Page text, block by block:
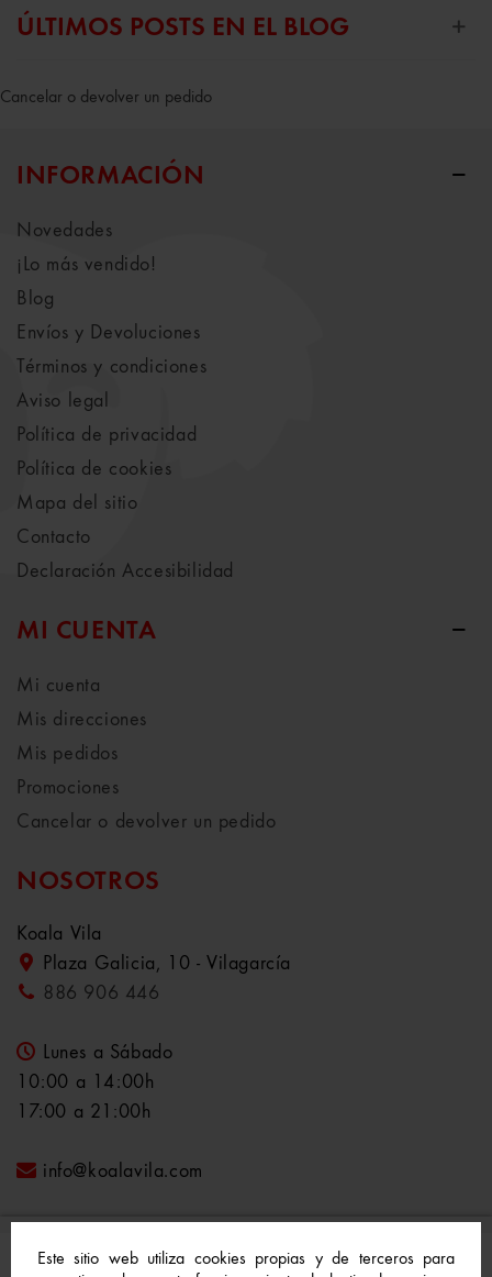
Este sitio web utiliza cookies propias y de terceros para
ÚLTIMOS POSTS EN EL BLOG
Cancelar o devolver un pedido
INFORMACIÓN
Novedades
¡Lo más vendido!
Blog
Envíos y Devoluciones
Términos y condiciones
Aviso legal
Política de privacidad
Política de cookies
Mapa del sitio
Contacto
Declaración Accesibilidad
MI CUENTA
Mi cuenta
Mis direcciones
Mis pedidos
Promociones
Cancelar o devolver un pedido
NOSOTROS
Koala Vila
Plaza Galicia, 10 - Vilagarcía
886 906 446
Lunes a Sábado
10:00 a 14:00h
17:00 a 21:00h
info@koalavila.com